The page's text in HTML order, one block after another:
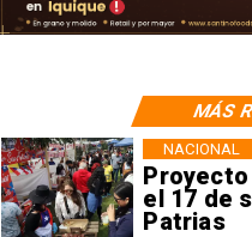
el 17 de
Patrias
NACIONAL
MÁS